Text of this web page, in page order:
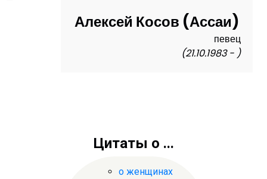
Алексей Косов (Ассаи)
певец
(21.10.1983 - )
Цитаты о ...
о женщинах